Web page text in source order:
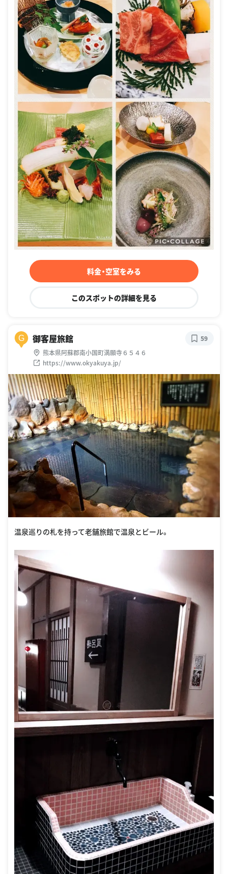
料金・空室をみる
このスポットの詳細を見る
G 御客屋旅館
熊本県阿蘇郡南小国町満願寺６５４６
https://www.okyakuya.jp/
59
温泉巡りの札を持って老舗旅館で温泉とビール。